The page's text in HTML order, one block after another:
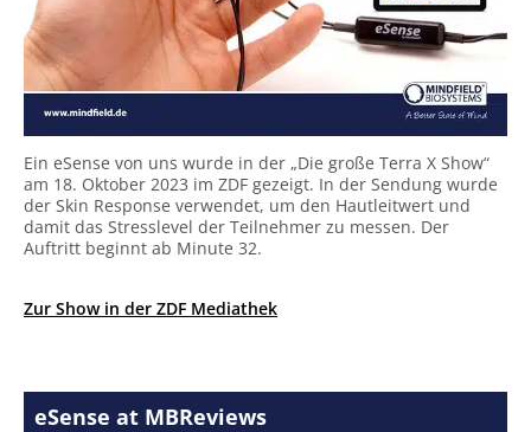
Ein eSense von uns wurde in der „Die große Terra X Show“
am 18. Oktober 2023 im ZDF gezeigt. In der Sendung wurde
der Skin Response verwendet, um den Hautleitwert und
damit das Stresslevel der Teilnehmer zu messen. Der
Auftritt beginnt ab Minute 32.
Zur Show in der ZDF Mediathek
eSense at MBReviews